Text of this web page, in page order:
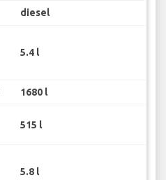
diesel
5.4 l
1680 l
515 l
5.8 l